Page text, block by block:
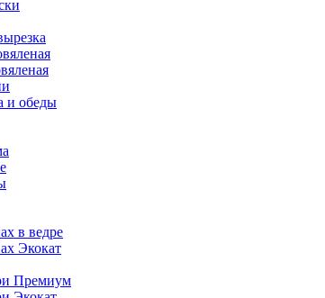
и обеды
в ведре
Экокат
Премиум